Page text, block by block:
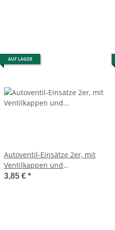
AUF LAGER
Autoventil-Einsätze 2er, mit
Ventilkappen und
Schraubwerkzeug
3,85 € *